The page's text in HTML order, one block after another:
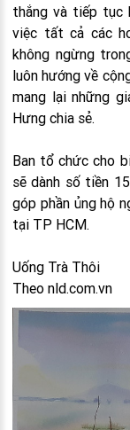
thắng và tiếp tục
việc tất cả các
không ngừng
luôn hướng về
mang lại những
Hưng chia sẻ.
Ban tổ chức cho
sẽ dành số tiền
góp phần ủng hộ
tại TP HCM.
Uống Trà Thôi
Theo nld.com.vn